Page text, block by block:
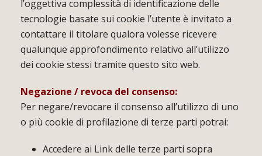
l’oggettiva complessità di identificazione delle
tecnologie basate sui cookie l’utente è invitato a
contattare il titolare qualora volesse ricevere
qualunque approfondimento relativo all’utilizzo
dei cookie stessi tramite questo sito web.
Negazione / revoca del consenso:
Per negare/revocare il consenso all’utilizzo di uno
o più cookie di profilazione di terze parti potrai:
Accedere ai Link delle terze parti sopra